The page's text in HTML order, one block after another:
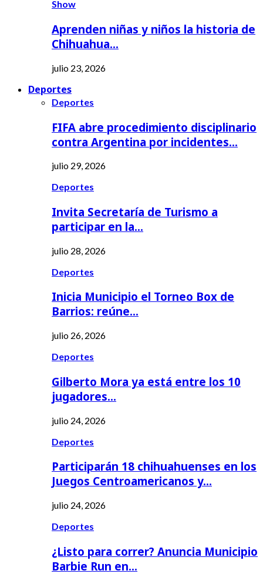
Show
Aprenden niñas y niños la historia de
Chihuahua…
julio 23, 2026
Deportes
Deportes
FIFA abre procedimiento disciplinario
contra Argentina por incidentes…
julio 29, 2026
Deportes
Invita Secretaría de Turismo a
participar en la…
julio 28, 2026
Deportes
Inicia Municipio el Torneo Box de
Barrios: reúne…
julio 26, 2026
Deportes
Gilberto Mora ya está entre los 10
jugadores…
julio 24, 2026
Deportes
Participarán 18 chihuahuenses en los
Juegos Centroamericanos y…
julio 24, 2026
Deportes
¿Listo para correr? Anuncia Municipio
Barbie Run en…